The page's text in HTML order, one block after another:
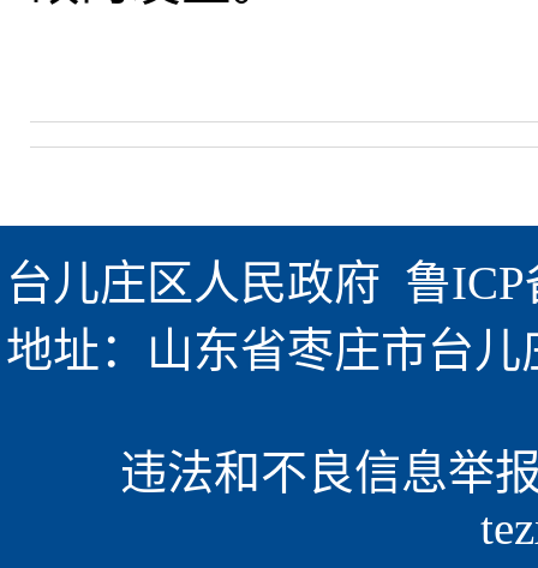
台儿庄区人民政府 鲁ICP
地址：山东省枣庄市台儿
违法和不良信息举